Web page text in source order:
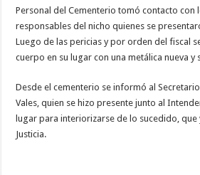
Personal del Cementerio tomó contacto con
responsables del nicho quienes se
Luego de las pericias y por orden del fiscal
cuerpo en su lugar con una metálica nueva y
Desde el cementerio se informó al
Vales, quien se hizo presente junto al
lugar para interiorizarse de lo sucedido, que
Justicia.